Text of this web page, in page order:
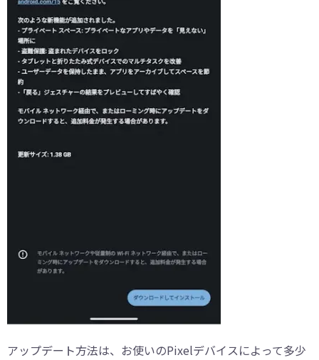
アップデート方法は、お使いのPixelデバイスによって多少